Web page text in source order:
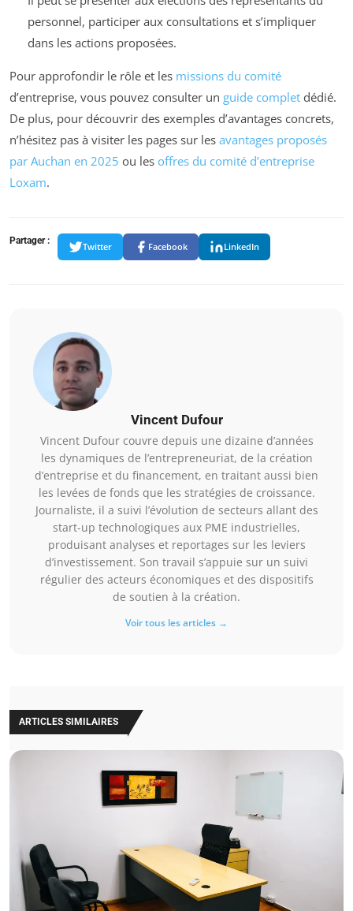
personnel, participer aux consultations et s’impliquer
dans les actions proposées.
Pour approfondir le rôle et les missions du comité
d’entreprise, vous pouvez consulter un guide complet dédié.
De plus, pour découvrir des exemples d’avantages concrets,
n’hésitez pas à visiter les pages sur les avantages proposés
par Auchan en 2025 ou les offres du comité d’entreprise
Loxam.
Partager :
Twitter Facebook LinkedIn
Vincent Dufour
Vincent Dufour couvre depuis une dizaine d’années
les dynamiques de l’entrepreneuriat, de la création
d’entreprise et du financement, en traitant aussi bien
les levées de fonds que les stratégies de croissance.
Journaliste, il a suivi l’évolution de secteurs allant des
start-up technologiques aux PME industrielles,
produisant analyses et reportages sur les leviers
d’investissement. Son travail s’appuie sur un suivi
régulier des acteurs économiques et des dispositifs
de soutien à la création.
Voir tous les articles →
ARTICLES SIMILAIRES